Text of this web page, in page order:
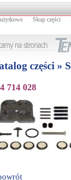
Skup części
części »
714 028